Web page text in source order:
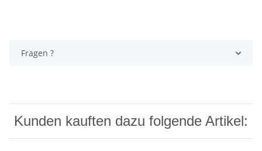
Fragen ?
Kunden kauften dazu folgende Artikel: